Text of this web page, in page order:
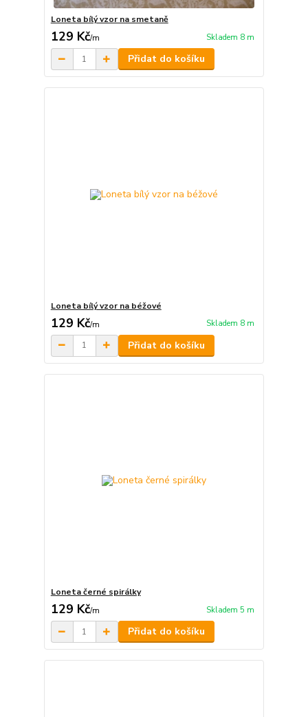
Loneta bílý vzor na smetaně
129 Kč/m Skladem 8 m
Přidat do košíku
Loneta bílý vzor na béžové
129 Kč/m Skladem 8 m
Přidat do košíku
Loneta černé spirálky
129 Kč/m Skladem 5 m
Přidat do košíku